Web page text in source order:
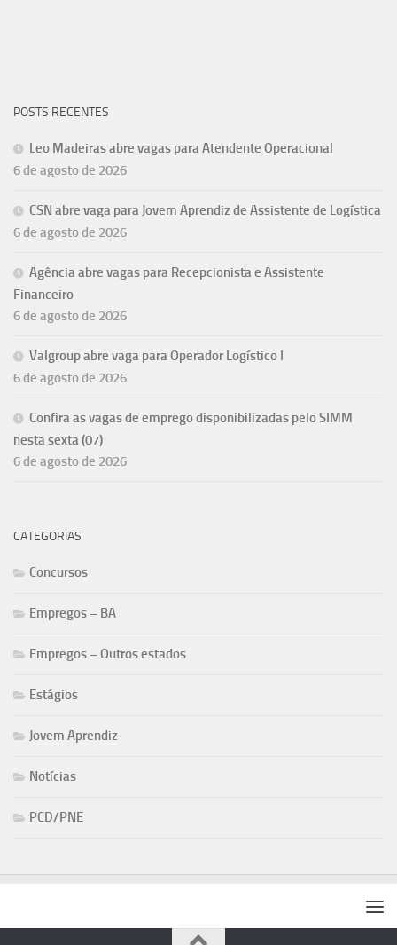
POSTS RECENTES
Leo Madeiras abre vagas para Atendente Operacional
6 de agosto de 2026
CSN abre vaga para Jovem Aprendiz de Assistente de Logística
6 de agosto de 2026
Agência abre vagas para Recepcionista e Assistente
Financeiro
6 de agosto de 2026
Valgroup abre vaga para Operador Logístico I
6 de agosto de 2026
Confira as vagas de emprego disponibilizadas pelo SIMM
nesta sexta (07)
6 de agosto de 2026
CATEGORIAS
Concursos
Empregos – BA
Empregos – Outros estados
Estágios
Jovem Aprendiz
Notícias
PCD/PNE